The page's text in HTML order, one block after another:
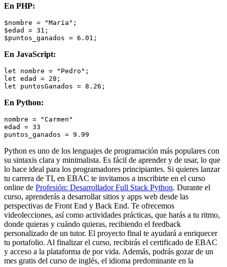
En PHP:
$nombre = "María";
$edad = 31;
En JavaScript:
let nombre = "Pedro";
let edad = 28;
En Python:
nombre = "Carmen"
edad = 33
Python es uno de los lenguajes de programación más populares con
su sintaxis clara y minimalista. Es fácil de aprender y de usar, lo que
lo hace ideal para los programadores principiantes. Si quieres lanzar
tu carrera de TI, en EBAC te invitamos a inscribirte en el curso
online de Profesión: Desarrollador Full Stack Python. Durante el
curso, aprenderás a desarrollar sitios y apps web desde las
perspectivas de Front End y Back End. Te ofrecemos
videolecciones, así como actividades prácticas, que harás a tu ritmo,
donde quieras y cuándo quieras, recibiendo el feedback
personalizado de un tutor. El proyecto final te ayudará a enriquecer
tu portafolio. Al finalizar el curso, recibirás el certificado de EBAC
y acceso a la plataforma de por vida. Además, podrás gozar de un
mes gratis del curso de inglés, el idioma predominante en la